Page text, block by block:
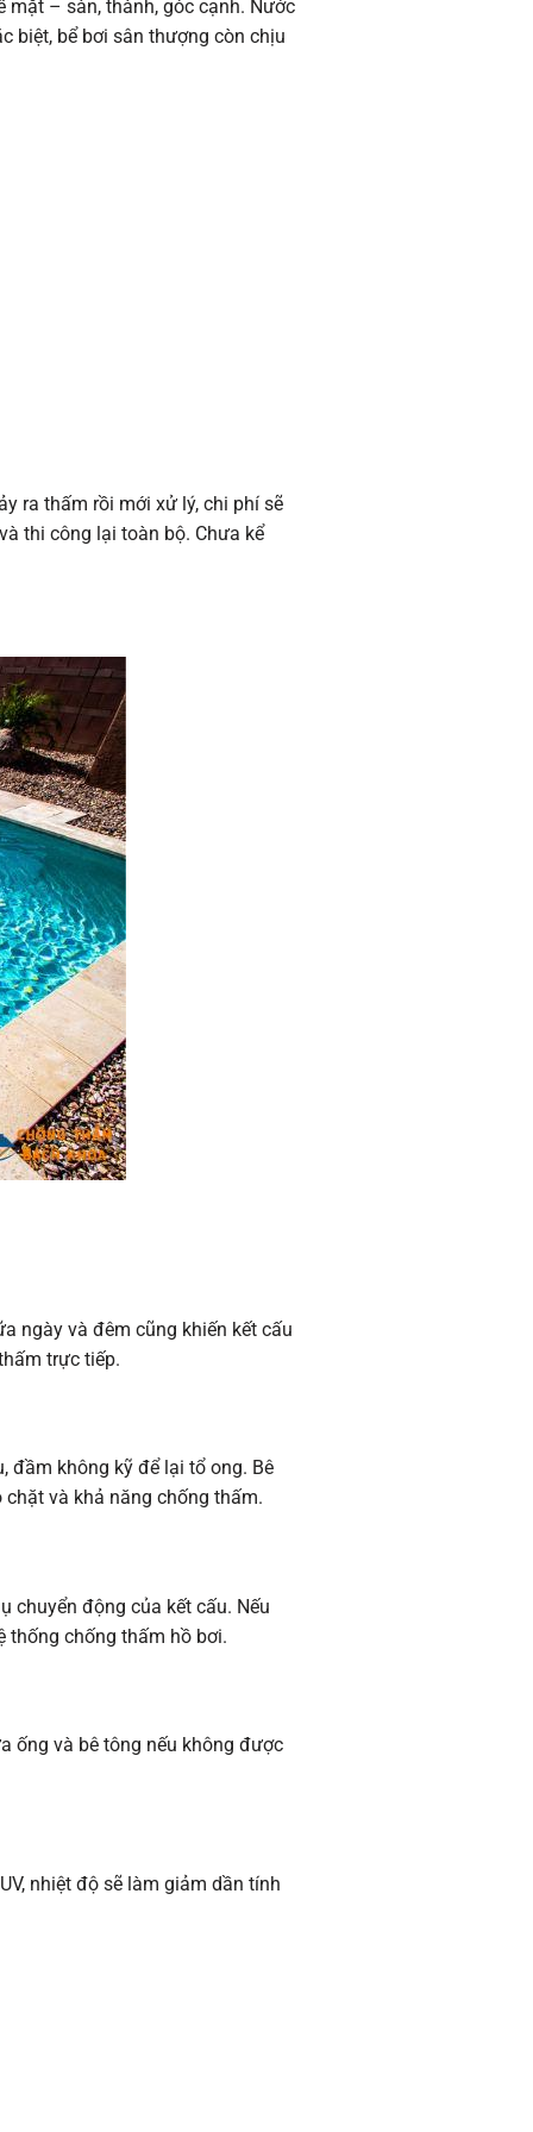
– sàn, thành, góc cạnh. Nước
biệt, bể bơi sân thượng còn chịu
ra thấm rồi mới xử lý, chi phí sẽ
thi công lại toàn bộ. Chưa kể
ngày và đêm cũng khiến kết cấu
trực tiếp.
đầm không kỹ để lại tổ ong. Bê
và khả năng chống thấm.
chuyển động của kết cấu. Nếu
thống chống thấm hồ bơi.
ống và bê tông nếu không được
nhiệt độ sẽ làm giảm dần tính